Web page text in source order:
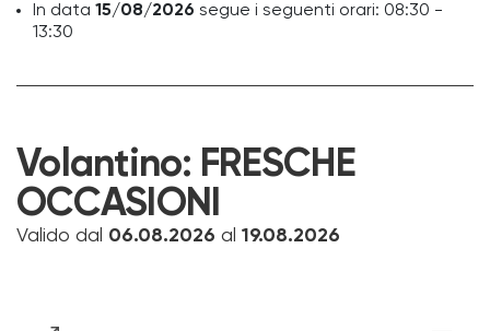
In data 15/08/2026 segue i seguenti orari: 08:30 -
13:30
Volantino: FRESCHE
OCCASIONI
Valido dal 06.08.2026 al 19.08.2026